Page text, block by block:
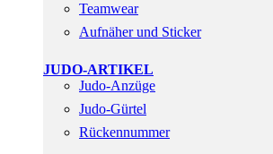
Teamwear
Aufnäher und Sticker
JUDO-ARTIKEL
Judo-Anzüge
Judo-Gürtel
Rückennummer